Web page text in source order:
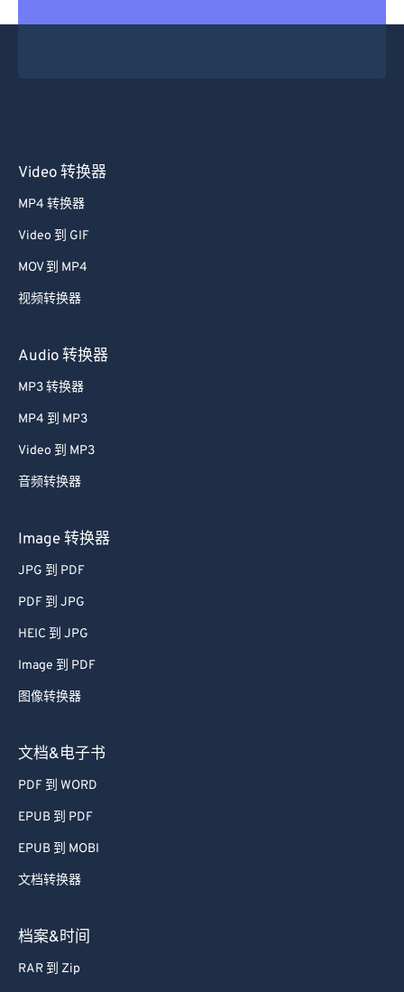
Video 转换器
MP4 转换器
Video 到 GIF
MOV 到 MP4
视频转换器
Audio 转换器
MP3 转换器
MP4 到 MP3
Video 到 MP3
音频转换器
Image 转换器
JPG 到 PDF
PDF 到 JPG
HEIC 到 JPG
Image 到 PDF
图像转换器
文档&电子书
PDF 到 WORD
EPUB 到 PDF
EPUB 到 MOBI
文档转换器
档案&时间
RAR 到 Zip